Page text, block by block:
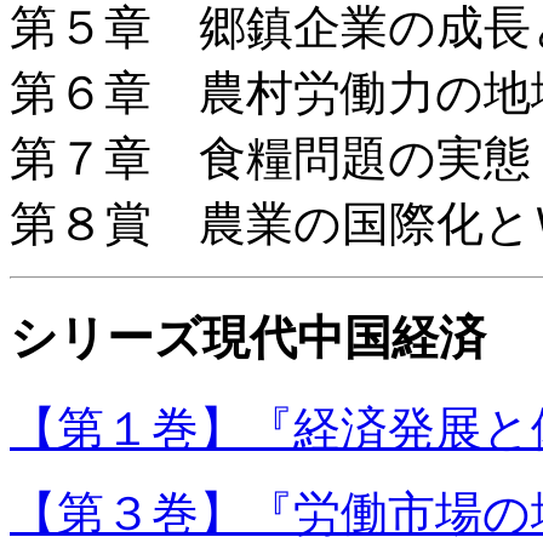
第５章 郷鎮企業の成長
第６章 農村労働力の地
第７章 食糧問題の実態
第８賞 農業の国際化と
シリーズ現代中国経済
【第１巻】『経済発展
【第３巻】『労働市場